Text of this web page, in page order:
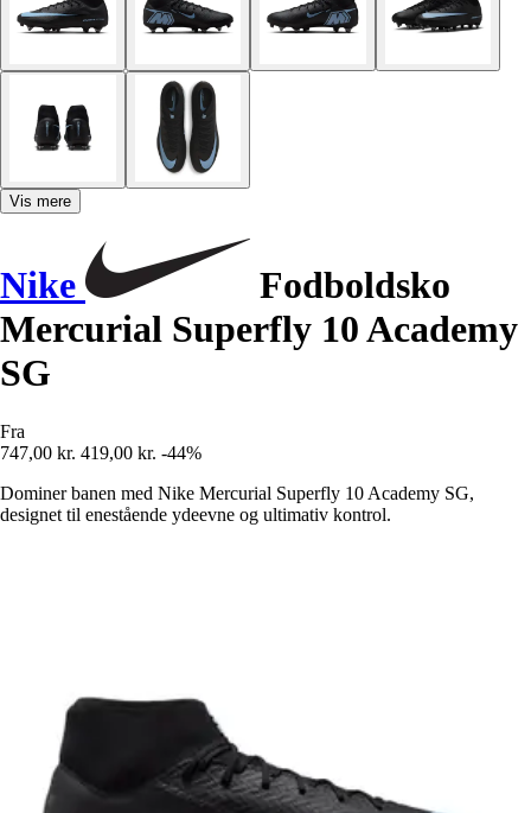
Vis mere
Nike
Fodboldsko
Mercurial Superfly 10 Academy
SG
Fra
747,00 kr. 419,00 kr. -44%
Dominer banen med Nike Mercurial Superfly 10 Academy SG,
designet til enestående ydeevne og ultimativ kontrol.